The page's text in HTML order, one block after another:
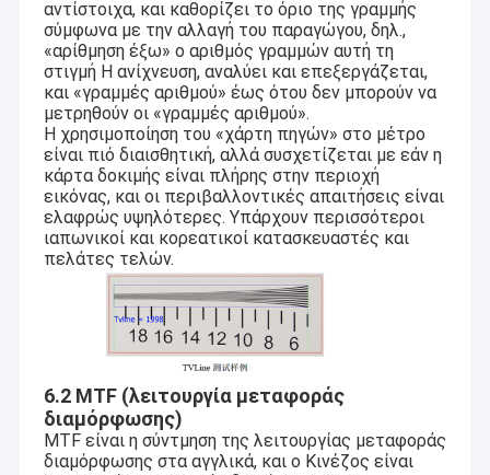
αντίστοιχα, και καθορίζει το όριο της γραμμής
σύμφωνα με την αλλαγή του παραγώγου, δηλ.,
«αρίθμηση έξω» ο αριθμός γραμμών αυτή τη
στιγμή Η ανίχνευση, αναλύει και επεξεργάζεται,
και «γραμμές αριθμού» έως ότου δεν μπορούν να
μετρηθούν οι «γραμμές αριθμού».
Η χρησιμοποίηση του «χάρτη πηγών» στο μέτρο
είναι πιό διαισθητική, αλλά συσχετίζεται με εάν η
κάρτα δοκιμής είναι πλήρης στην περιοχή
εικόνας, και οι περιβαλλοντικές απαιτήσεις είναι
ελαφρώς υψηλότερες. Υπάρχουν περισσότεροι
ιαπωνικοί και κορεατικοί κατασκευαστές και
πελάτες τελών.
6.2 MTF (λειτουργία μεταφοράς
διαμόρφωσης)
MTF είναι η σύντμηση της λειτουργίας μεταφοράς
διαμόρφωσης στα αγγλικά, και ο Κινέζος είναι